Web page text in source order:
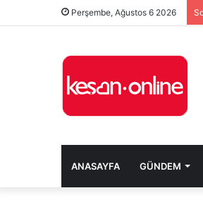
Perşembe, Ağustos 6 2026
ANASAYFA GÜNDEM